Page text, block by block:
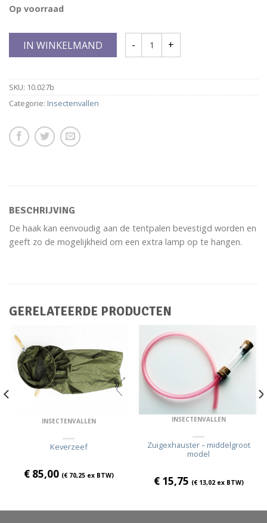
Op voorraad
IN WINKELMAND
SKU: 10.027b
Categorie: Insectenvallen
BESCHRIJVING
De haak kan eenvoudig aan de tentpalen bevestigd worden en
geeft zo de mogelijkheid om een extra lamp op te hangen.
GERELATEERDE PRODUCTEN
INSECTENVALLEN
Keverzeef
€85,00 (€70,25ex BTW)
INSECTENVALLEN
Zuigexhauster – middelgroot
model
€15,75 (€13,02ex BTW)